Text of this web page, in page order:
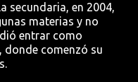
secundaria, en 2004,
materias y no
entrar como
comenzó su